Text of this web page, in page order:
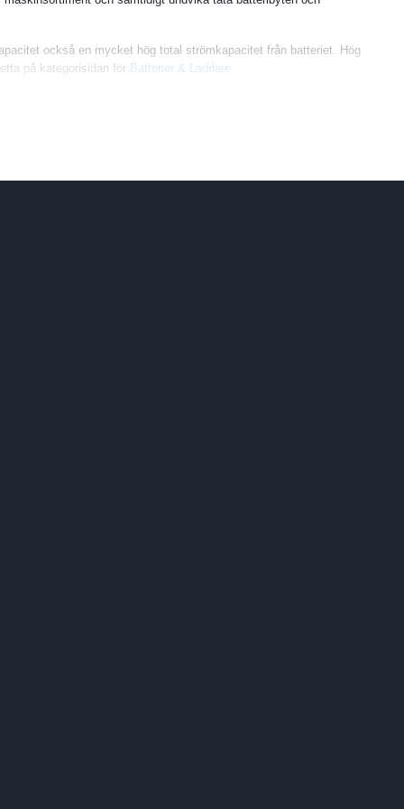
också en mycket hög total strömkapacitet från batteriet. Hög
på kategorisidan för Batterier & Laddare
att hanter och får en försämrad ergonomi. Ego's har löst detta